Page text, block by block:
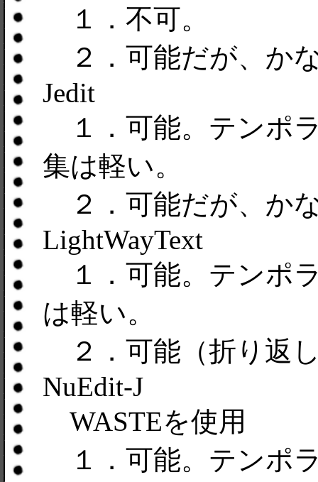
１．不可。
２．可能だが、か
Jedit
１．可能。テンポ
集は軽い。
２．可能だが、か
LightWayText
１．可能。テンポ
は軽い。
２．可能（折り返
NuEdit-J
WASTEを使用
１．可能。テンポ